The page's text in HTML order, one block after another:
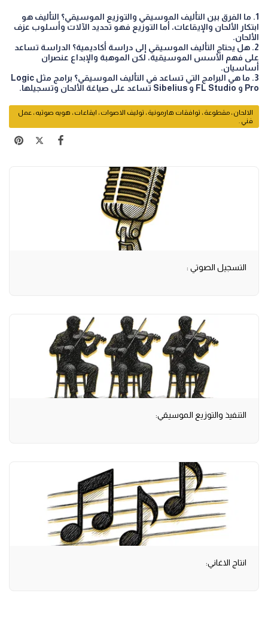
1.⁠ ⁠ما الفرق بين التأليف الموسيقي والتوزيع الموسيقي؟ التأليف هو
ابتكار الألحان والإيقاعات، أما التوزيع فهو تحديد الآلات وأسلوب عزف
الألحان.
2.⁠ ⁠هل يحتاج التأليف الموسيقي إلى دراسة أكاديمية؟ الدراسة تساعد
على فهم الأسس الموسيقية، لكن الموهبة والإبداع عنصران
أساسيان.
3.⁠ ⁠ما هي البرامج التي تساعد في التأليف الموسيقي؟ برامج مثل Logic
Pro و FL Studio و Sibelius تساعد على صياغة الألحان وتسجيلها.
الالحان ، مقطوعة ، توافقات هارمونية ، توليف الاصوات ، ايقاعات ، هويه صوتيه ، عمل
فني .
التسجيل الصوتي :
التنفيذ والتوزيع الموسيقي:
انتاج الاغاني: